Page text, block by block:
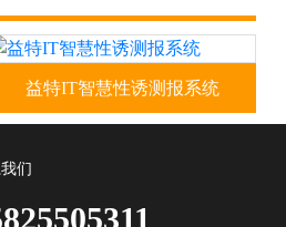
慧性诱测报系统TPXY-SA4.0是
物联网信息技术相结合···
益特IT智慧性诱测报系统
们